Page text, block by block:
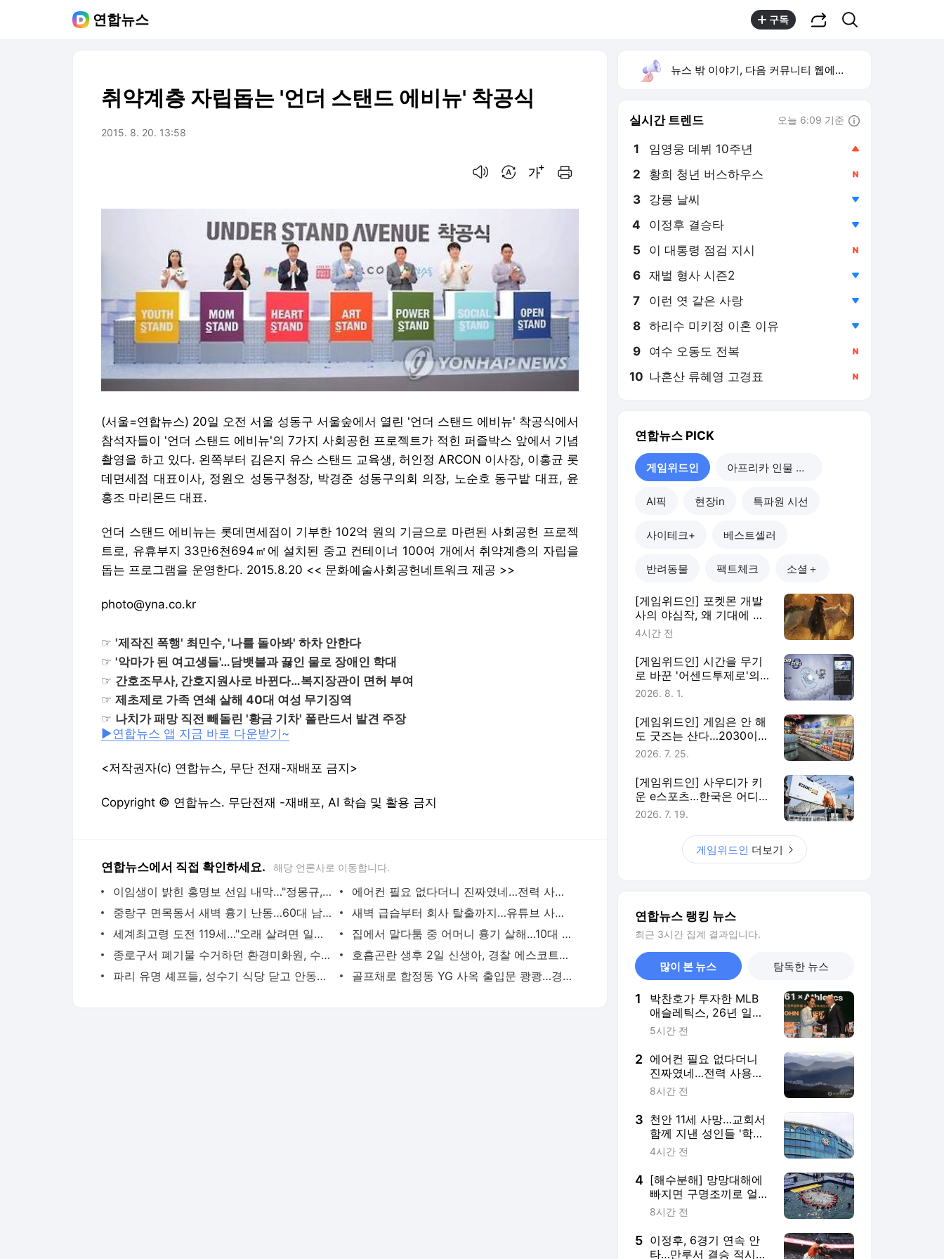
연합뉴스 구독
취약계층 자립돕는 '언더 스탠드 에비뉴' 착공식
2015. 8. 20. 13:58
(서울=연합뉴스) 20일 오전 서울 성동구 서울숲에서 열린 '언더 스탠드 에비뉴' 착공식에서
참석자들이 '언더 스탠드 에비뉴'의 7가지 사회공헌 프로젝트가 적힌 퍼즐박스 앞에서 기념
촬영을 하고 있다. 왼쪽부터 김은지 유스 스탠드 교육생, 허인정 ARCON 이사장, 이홍균 롯
데면세점 대표이사, 정원오 성동구청장, 박경준 성동구의회 의장, 노순호 동구밭 대표, 윤
홍조 마리몬드 대표.
언더 스탠드 에비뉴는 롯데면세점이 기부한 102억 원의 기금으로 마련된 사회공헌 프로젝
트로, 유휴부지 33만6천694㎡에 설치된 중고 컨테이너 100여 개에서 취약계층의 자립을
돕는 프로그램을 운영한다. 2015.8.20 << 문화예술사회공헌네트워크 제공 >>
photo@yna.co.kr
☞ '제작진 폭행' 최민수, '나를 돌아봐' 하차 안한다
☞ '악마가 된 여고생들'…담뱃불과 끓인 물로 장애인 학대
☞ 간호조무사, 간호지원사로 바뀐다…복지장관이 면허 부여
☞ 제초제로 가족 연쇄 살해 40대 여성 무기징역
☞ 나치가 패망 직전 빼돌린 '황금 기차' 폴란드서 발견 주장
▶연합뉴스 앱 지금 바로 다운받기~
<저작권자(c) 연합뉴스, 무단 전재-재배포 금지>
Copyright © 연합뉴스. 무단전재 -재배포, AI 학습 및 활용 금지
연합뉴스에서 직접 확인하세요. 해당 언론사로 이동합니다.
이임생이 밝힌 홍명보 선임 내막…"정몽규, TD판단 믿는다고 해"(종합) | 연합뉴스
에어컨 필요 없다더니 진짜였네…전력 사용량으로 본 냉방 도시 | 연합뉴스
중랑구 면목동서 새벽 흉기 난동…60대 남성 2명 사망 | 연합뉴스
새벽 급습부터 회사 탈출까지…유튜브 사로잡은 '날것'의 일상 | 연합뉴스
세계최고령 도전 119세…"오래 살려면 일하고 건강하게 먹어라" | 연합뉴스
집에서 말다툼 중 어머니 흉기 살해…10대 아들 체포 | 연합뉴스
종로구서 폐기물 수거하던 환경미화원, 수거차에 치여 숨져 | 연합뉴스
호흡곤란 생후 2일 신생아, 경찰 에스코트로 생명 구해 | 연합뉴스
파리 유명 셰프들, 성수기 식당 닫고 안동서 한식 배운다 | 연합뉴스
골프채로 합정동 YG 사옥 출입문 쾅쾅…경찰, 20대 여성 체포 | 연합뉴스
뉴스 밖 이야기, 다음 커뮤니티 웹에서 보기
실시간 트렌드 오늘 6:09 기준
1 임영웅 데뷔 10주년
2 황희 청년 버스하우스
3 강릉 날씨
4 이정후 결승타
5 이 대통령 점검 지시
6 재벌 형사 시즌2
7 이런 엿 같은 사랑
8 하리수 미키정 이혼 이유
9 여수 오동도 전복
10 나혼산 류혜영 고경표
연합뉴스 PICK
게임위드인 아프리카 인물 열전
AI픽 현장in 특파원 시선
사이테크+ 베스트셀러
반려동물 팩트체크 소셜＋
[게임위드인] 포켓몬 개발
사의 야심작, 왜 기대에 못
미쳤나
4시간 전
[게임위드인] 시간을 무기
로 바꾼 '어센드투제로'의
실험
2026. 8. 1.
[게임위드인] 게임은 안 해
도 굿즈는 산다…2030이
게임에 남는 법
2026. 7. 25.
[게임위드인] 사우디가 키
운 e스포츠…한국은 어디에
있나
2026. 7. 19.
게임위드인 더보기
연합뉴스 랭킹 뉴스
최근 3시간 집계 결과입니다.
많이 본 뉴스 탐독한 뉴스
1
박찬호가 투자한 MLB
애슬레틱스, 26년 일한
포스트 단장과 결별
5시간 전
2 에어컨 필요 없다더니
진짜였네…전력 사용량
으로 본 냉방 도시
8시간 전
3 천안 11세 사망…교회서
함께 지낸 성인들 '학대
치사' 여부 수사
4시간 전
4 [해수분해] 망망대해에
빠지면 구명조끼로 얼마
나 버틸까
8시간 전
5 이정후, 6경기 연속 안
타…만루서 결승 적시타